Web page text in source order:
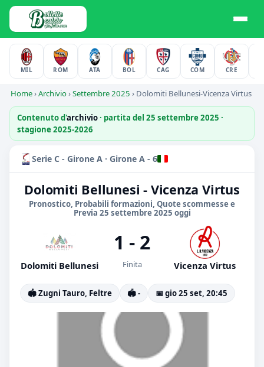
MIL ROM ATA BOL CAG COM CRE
Home›Archivio›Settembre 2025 › Dolomiti Bellunesi-Vicenza Virtus
Contenuto d'archivio· partita del 25 settembre 2025 ·
stagione 2025-2026
Serie C - Girone A · Girone A - 6
Dolomiti Bellunesi - Vicenza Virtus
Pronostico, Probabili formazioni, Quote scommesse e
Previa 25 settembre 2025 oggi
Dolomiti Bellunesi
1 - 2
Finita Vicenza Virtus
🏟️ Zugni Tauro, Feltre 🏟️ - 📅 gio 25 set, 20:45